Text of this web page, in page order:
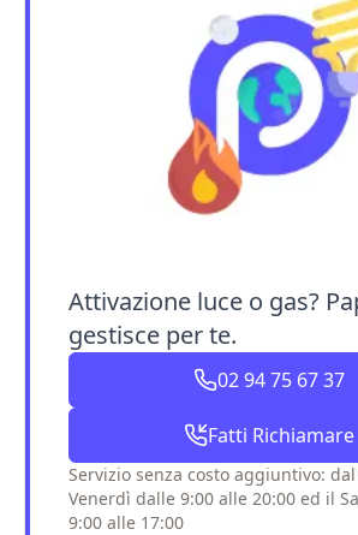
Attivazione luce o gas?
gestisce per te.
02 94 75 67 37
Fatti Richiamare
Servizio senza costo aggiuntivo:
Venerdì dalle 9:00 alle 20:00 ed il
9:00 alle 17:00